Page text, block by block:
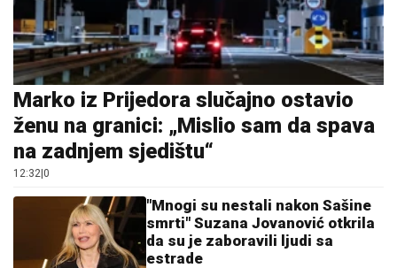
Marko iz Prijedora slučajno ostavio
ženu na granici: „Mislio sam da spava
na zadnjem sjedištu“
12:32 0
"Mnogi su nestali nakon Sašine
smrti" Suzana Jovanović otkrila
da su je zaboravili ljudi sa
estrade